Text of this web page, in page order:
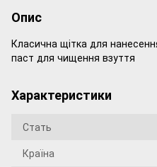
Опис
Класична щітка для
паст для чищення взуття
Характеристики
Стать
Країна